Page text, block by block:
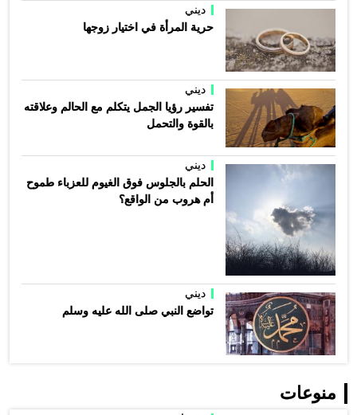
ديني
حرية المرأة في اختيار زوجها
ديني
تفسير رؤيا الجمل يتكلم مع الحالم وعلاقته
بالقوة والتحمل
ديني
الحلم بالجلوس فوق الغيوم للعزباء طموح
أم هروب من الواقع؟
ديني
تواضع النبي صلى الله عليه وسلم
منوعات